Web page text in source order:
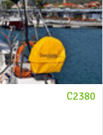
C2380